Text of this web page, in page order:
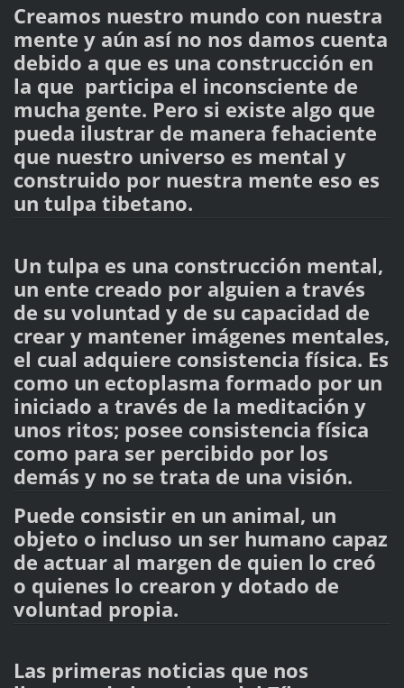
Creamos nuestro mundo con nuestra
mente y aún así no nos damos cuenta
debido a que es una construcción en
la que participa el inconsciente de
mucha gente. Pero si existe algo que
pueda ilustrar de manera fehaciente
que nuestro universo es mental y
construido por nuestra mente eso es
un tulpa tibetano.
Un tulpa es una construcción mental,
un ente creado por alguien a través
de su voluntad y de su capacidad de
crear y mantener imágenes mentales,
el cual adquiere consistencia física. Es
como un ectoplasma formado por un
iniciado a través de la meditación y
unos ritos; posee consistencia física
como para ser percibido por los
demás y no se trata de una visión.
Puede consistir en un animal, un
objeto o incluso un ser humano capaz
de actuar al margen de quien lo creó
o quienes lo crearon y dotado de
voluntad propia.
Las primeras noticias que nos